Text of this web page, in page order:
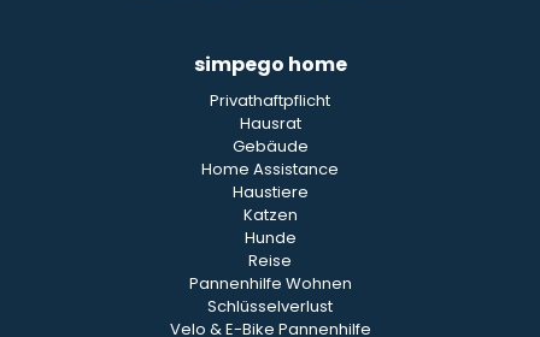
simpego home
Privathaftpflicht
Hausrat
Gebäude
Home Assistance
Haustiere
Katzen
Hunde
Reise
Pannenhilfe Wohnen
Schlüsselverlust
Velo & E-Bike Pannenhilfe